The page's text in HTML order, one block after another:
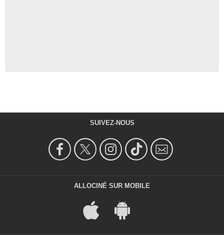
SUIVEZ-NOUS
ALLOCINÉ SUR MOBILE